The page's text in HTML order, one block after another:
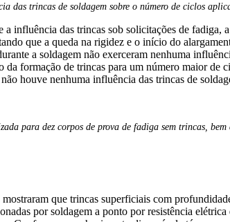
das trincas de soldagem sobre o número de ciclos
a influência das trincas sob solicitações de
que a queda na rigidez e o início do
a soldagem não exerceram nenhuma
formação de trincas para um número maior de
houve nenhuma influência das trincas de
para dez corpos de prova de fadiga sem trincas,
que trincas superficiais com
por soldagem a ponto por resistência